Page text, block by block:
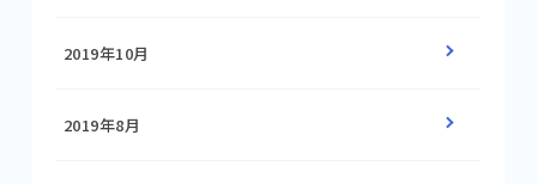
2019年10月
2019年8月